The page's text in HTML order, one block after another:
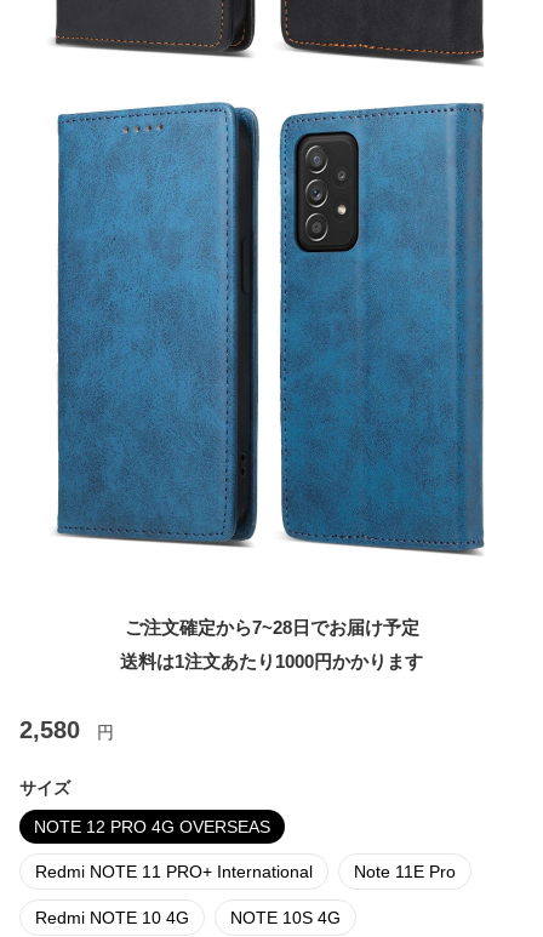
ご注文確定から7~28日でお届け予定
送料は1注文あたり 1000円かかります
2,580 円
サイズ
NOTE 12 PRO 4G OVERSEAS
Redmi NOTE 11 PRO+ International Note 11E Pro
Redmi NOTE 10 4G NOTE 10S 4G